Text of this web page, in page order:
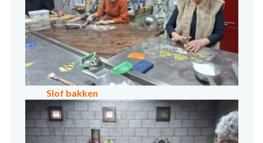
Slof bakken